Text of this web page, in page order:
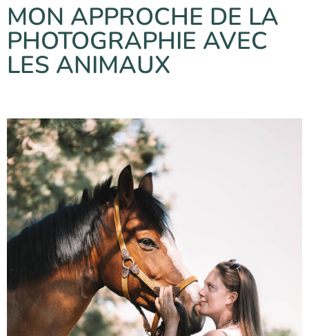
MON APPROCHE DE LA
PHOTOGRAPHIE AVEC
LES ANIMAUX